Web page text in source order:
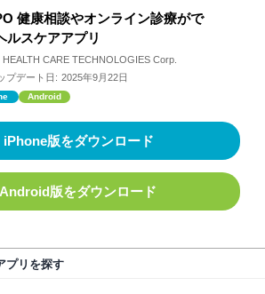
健康相談やオンライン診療がで
ルスケアアプリ
HEALTH CARE TECHNOLOGIES Corp.
プデート日: 2025年9月22日
Android
iPhone版をダウンロード
Android版をダウンロード
プリを探す